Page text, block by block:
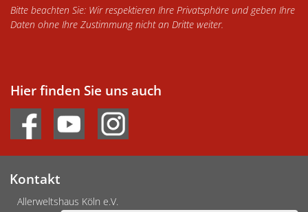
Bitte beachten Sie: Wir respektieren Ihre Privatsphäre und geben Ihre
Daten ohne Ihre Zustimmung nicht an Dritte weiter.
Hier finden Sie uns auch
Kontakt
Allerweltshaus Köln e.V.